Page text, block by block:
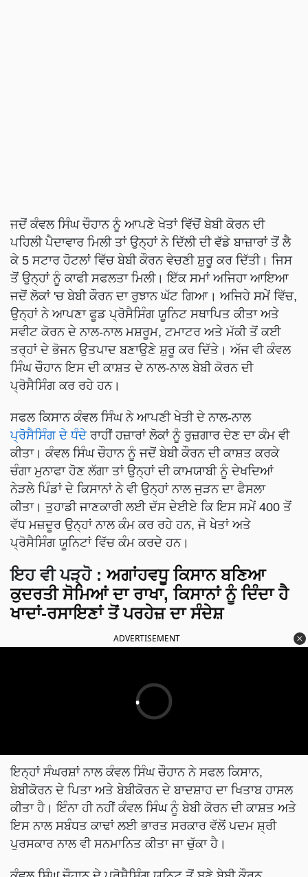
ਜਦੋਂ ਕੰਵਲ ਸਿੰਘ ਚੌਹਾਨ ਨੂੰ ਆਪਣੇ ਖੇਤਾਂ ਵਿੱਚੋਂ ਬੇਬੀ ਕੋਰਨ ਦੀ
ਪਹਿਲੀ ਪੈਦਾਵਾਰ ਮਿਲੀ ਤਾਂ ਉਨ੍ਹਾਂ ਨੇ ਦਿੱਲੀ ਦੀ ਵੱਡੇ ਬਾਜ਼ਾਰਾਂ ਤੋਂ ਲੈ
ਕੇ 5 ਸਟਾਰ ਹੋਟਲਾਂ ਵਿੱਚ ਬੇਬੀ ਕੌਰਨ ਵੇਚਣੀ ਸ਼ੁਰੂ ਕਰ ਦਿੱਤੀ। ਜਿਸ
ਤੋਂ ਉਨ੍ਹਾਂ ਨੂੰ ਕਾਫੀ ਸਫਲਤਾ ਮਿਲੀ। ਇੱਕ ਸਮਾਂ ਅਜਿਹਾ ਆਇਆ
ਜਦੋਂ ਲੋਕਾਂ 'ਚ ਬੇਬੀ ਕੌਰਨ ਦਾ ਰੁਝਾਨ ਘੱਟ ਗਿਆ। ਅਜਿਹੇ ਸਮੇਂ ਵਿੱਚ,
ਉਨ੍ਹਾਂ ਨੇ ਆਪਣਾ ਫੂਡ ਪ੍ਰੋਸੈਸਿੰਗ ਯੂਨਿਟ ਸਥਾਪਿਤ ਕੀਤਾ ਅਤੇ
ਸਵੀਟ ਕੋਰਨ ਦੇ ਨਾਲ-ਨਾਲ ਮਸ਼ਰੂਮ, ਟਮਾਟਰ ਅਤੇ ਮੱਕੀ ਤੋਂ ਕਈ
ਤਰ੍ਹਾਂ ਦੇ ਭੋਜਨ ਉਤਪਾਦ ਬਣਾਉਣੇ ਸ਼ੁਰੂ ਕਰ ਦਿੱਤੇ। ਅੱਜ ਵੀ ਕੰਵਲ
ਸਿੰਘ ਚੌਹਾਨ ਇਸ ਦੀ ਕਾਸ਼ਤ ਦੇ ਨਾਲ-ਨਾਲ ਬੇਬੀ ਕੋਰਨ ਦੀ
ਪ੍ਰੋਸੈਸਿੰਗ ਕਰ ਰਹੇ ਹਨ।
ਸਫਲ ਕਿਸਾਨ ਕੰਵਲ ਸਿੰਘ ਨੇ ਆਪਣੀ ਖੇਤੀ ਦੇ ਨਾਲ-ਨਾਲ
ਪ੍ਰੋਸੈਸਿੰਗ ਦੇ ਧੰਦੇਰਾਹੀਂ ਹਜ਼ਾਰਾਂ ਲੋਕਾਂ ਨੂੰ ਰੁਜ਼ਗਾਰ ਦੇਣ ਦਾ ਕੰਮ ਵੀ
ਕੀਤਾ। ਕੰਵਲ ਸਿੰਘ ਚੌਹਾਨ ਨੂੰ ਜਦੋਂ ਬੇਬੀ ਕੌਰਨ ਦੀ ਕਾਸ਼ਤ ਕਰਕੇ
ਚੰਗਾ ਮੁਨਾਫਾ ਹੋਣ ਲੱਗਾ ਤਾਂ ਉਨ੍ਹਾਂ ਦੀ ਕਾਮਯਾਬੀ ਨੂੰ ਦੇਖਦਿਆਂ
ਨੇੜਲੇ ਪਿੰਡਾਂ ਦੇ ਕਿਸਾਨਾਂ ਨੇ ਵੀ ਉਨ੍ਹਾਂ ਨਾਲ ਜੁੜਨ ਦਾ ਫੈਸਲਾ
ਕੀਤਾ। ਤੁਹਾਡੀ ਜਾਣਕਾਰੀ ਲਈ ਦੱਸ ਦੇਈਏ ਕਿ ਇਸ ਸਮੇਂ 400 ਤੋਂ
ਵੱਧ ਮਜ਼ਦੂਰ ਉਨ੍ਹਾਂ ਨਾਲ ਕੰਮ ਕਰ ਰਹੇ ਹਨ, ਜੋ ਖੇਤਾਂ ਅਤੇ
ਪ੍ਰੋਸੈਸਿੰਗ ਯੂਨਿਟਾਂ ਵਿੱਚ ਕੰਮ ਕਰਦੇ ਹਨ।
ਇਹ ਵੀ ਪੜ੍ਹੋ : ਅਗਾਂਹਵਧੂ ਕਿਸਾਨ ਬਣਿਆ
ਕੁਦਰਤੀ ਸੋਮਿਆਂ ਦਾ ਰਾਖਾ, ਕਿਸਾਨਾਂ ਨੂੰ ਦਿੰਦਾ ਹੈ
ਖਾਦਾਂ-ਰਸਾਇਣਾਂ ਤੋਂ ਪਰਹੇਜ਼ ਦਾ ਸੰਦੇਸ਼
ADVERTISEMENT
ਇਨ੍ਹਾਂ ਸੰਘਰਸ਼ਾਂ ਨਾਲ ਕੰਵਲ ਸਿੰਘ ਚੌਹਾਨ ਨੇ ਸਫਲ ਕਿਸਾਨ,
ਬੇਬੀਕੋਰਨ ਦੇ ਪਿਤਾ ਅਤੇ ਬੇਬੀਕੋਰਨ ਦੇ ਬਾਦਸ਼ਾਹ ਦਾ ਖਿਤਾਬ ਹਾਸਲ
ਕੀਤਾ ਹੈ। ਇੰਨਾ ਹੀ ਨਹੀਂ ਕੰਵਲ ਸਿੰਘ ਨੂੰ ਬੇਬੀ ਕੋਰਨ ਦੀ ਕਾਸ਼ਤ ਅਤੇ
ਇਸ ਨਾਲ ਸਬੰਧਤ ਕਾਢਾਂ ਲਈ ਭਾਰਤ ਸਰਕਾਰ ਵੱਲੋਂ ਪਦਮ ਸ਼੍ਰੀ
ਪੁਰਸਕਾਰ ਨਾਲ ਵੀ ਸਨਮਾਨਿਤ ਕੀਤਾ ਜਾ ਚੁੱਕਾ ਹੈ।